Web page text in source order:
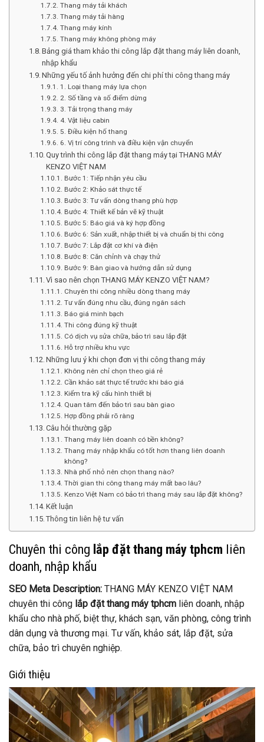
Thang máy tải khách
Thang máy tải hàng
Thang máy kính
Thang máy không phòng máy
Bảng giá tham khảo thi công lắp đặt thang máy liên doanh,
nhập khẩu
Những yếu tố ảnh hưởng đến chi phí thi công thang máy
1. Loại thang máy lựa chọn
2. Số tầng và số điểm dừng
3. Tải trọng thang máy
4. Vật liệu cabin
5. Điều kiện hố thang
6. Vị trí công trình và điều kiện vận chuyển
Quy trình thi công lắp đặt thang máy tại THANG MÁY
KENZO VIỆT NAM
Bước 1: Tiếp nhận yêu cầu
Bước 2: Khảo sát thực tế
Bước 3: Tư vấn dòng thang phù hợp
Bước 4: Thiết kế bản vẽ kỹ thuật
Bước 5: Báo giá và ký hợp đồng
Bước 6: Sản xuất, nhập thiết bị và chuẩn bị thi công
Bước 7: Lắp đặt cơ khí và điện
Bước 8: Căn chỉnh và chạy thử
Bước 9: Bàn giao và hướng dẫn sử dụng
Vì sao nên chọn THANG MÁY KENZO VIỆT NAM?
Chuyên thi công nhiều dòng thang máy
Tư vấn đúng nhu cầu, đúng ngân sách
Báo giá minh bạch
Thi công đúng kỹ thuật
Có dịch vụ sửa chữa, bảo trì sau lắp đặt
Hỗ trợ nhiều khu vực
Những lưu ý khi chọn đơn vị thi công thang máy
Không nên chỉ chọn theo giá rẻ
Cần khảo sát thực tế trước khi báo giá
Kiểm tra kỹ cấu hình thiết bị
Quan tâm đến bảo trì sau bàn giao
Hợp đồng phải rõ ràng
Câu hỏi thường gặp
Thang máy liên doanh có bền không?
Thang máy nhập khẩu có tốt hơn thang liên doanh
không?
Nhà phố nhỏ nên chọn thang nào?
Thời gian thi công thang máy mất bao lâu?
Kenzo Việt Nam có bảo trì thang máy sau lắp đặt không?
Kết luận
Thông tin liên hệ tư vấn
Chuyên thi công lắp đặt thang máy tphcm liên
doanh, nhập khẩu
SEO Meta Description: THANG MÁY KENZO VIỆT NAM
chuyên thi công lắp đặt thang máy tphcm liên doanh, nhập
khẩu cho nhà phố, biệt thự, khách sạn, văn phòng, công trình
dân dụng và thương mại. Tư vấn, khảo sát, lắp đặt, sửa
chữa, bảo trì chuyên nghiệp.
Giới thiệu